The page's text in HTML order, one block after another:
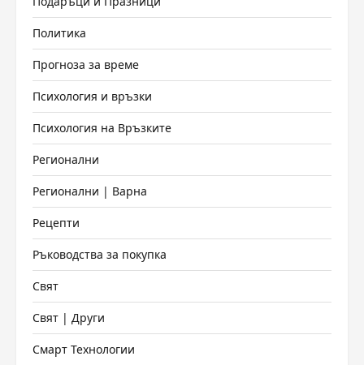
Политика
Прогноза за време
Психология и връзки
Психология на Връзките
Регионални
Регионални | Варна
Рецепти
Ръководства за покупка
Свят
Свят | Други
Смарт Технологии